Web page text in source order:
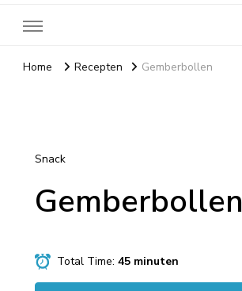
Home Recepten Gemberbollen
Snack
Gemberbollen
Total Time: 45 minuten